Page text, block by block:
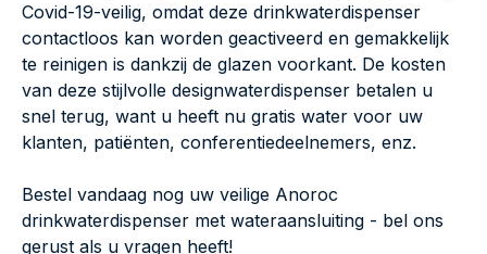
Covid-19-veilig, omdat deze drinkwaterdispenser
contactloos kan worden geactiveerd en gemakkelijk
te reinigen is dankzij de glazen voorkant. De kosten
van deze stijlvolle designwaterdispenser betalen u
snel terug, want u heeft nu gratis water voor uw
klanten, patiënten, conferentiedeelnemers, enz.
Bestel vandaag nog uw veilige Anoroc
drinkwaterdispenser met wateraansluiting - bel ons
gerust als u vragen heeft!